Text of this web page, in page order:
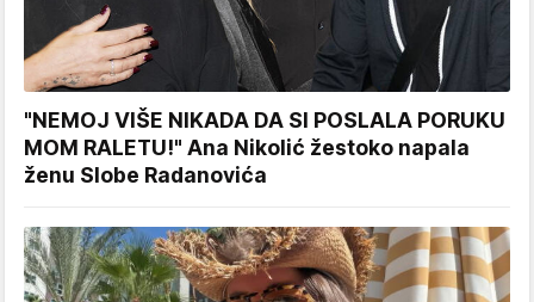
"NEMOJ VIŠE NIKADA DA SI POSLALA PORUKU
MOM RALETU!" Ana Nikolić žestoko napala
ženu Slobe Radanovića